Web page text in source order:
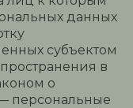
данных
субъектом
в
о
персональные